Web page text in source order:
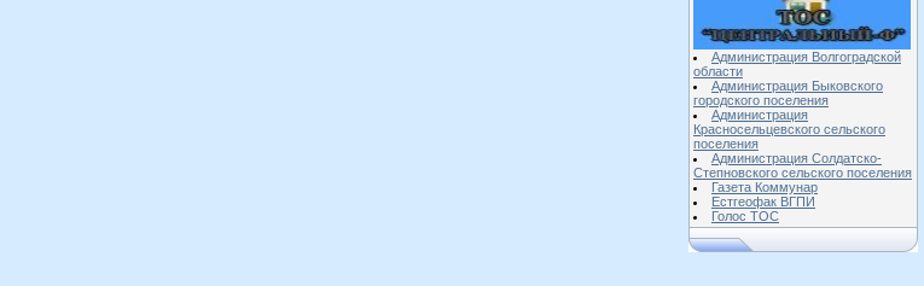
Администрация Волгоградской
области
Администрация Быковского
городского поселения
Администрация
Красносельцевского сельского
поселения
Администрация Солдатско-
Степновского сельского поселения
Газета Коммунар
Естгеофак ВГПИ
Голос ТОС